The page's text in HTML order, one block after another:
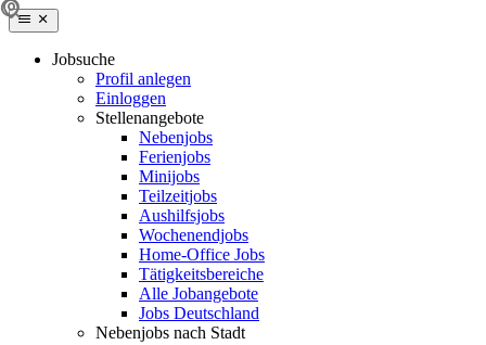
Jobsuche
Profil anlegen
Einloggen
Stellenangebote
Nebenjobs
Ferienjobs
Minijobs
Teilzeitjobs
Aushilfsjobs
Wochenendjobs
Home-Office Jobs
Tätigkeitsbereiche
Alle Jobangebote
Jobs Deutschland
Nebenjobs nach Stadt